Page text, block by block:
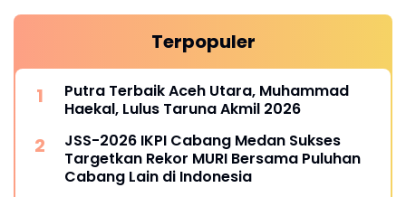
Terpopuler
Putra Terbaik Aceh Utara, Muhammad
Haekal, Lulus Taruna Akmil 2026
JSS-2026 IKPI Cabang Medan Sukses
Targetkan Rekor MURI Bersama Puluhan
Cabang Lain di Indonesia